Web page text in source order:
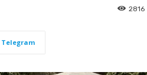
2816
Telegram